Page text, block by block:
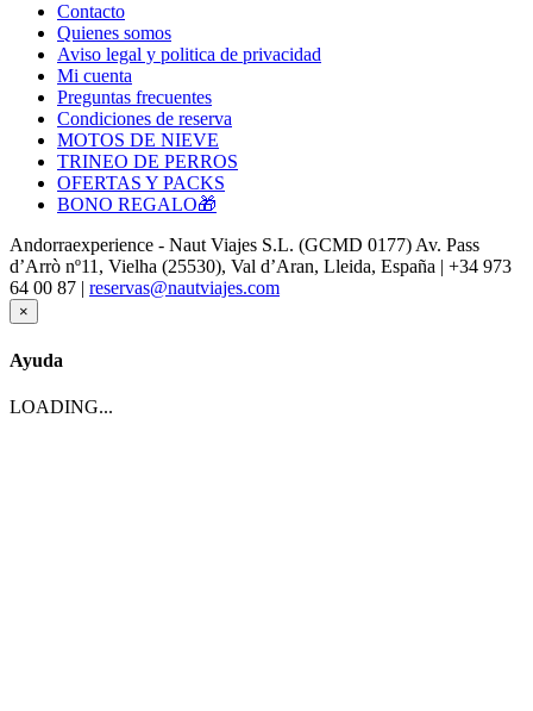
Contacto
Quienes somos
Aviso legal y politica de privacidad
Mi cuenta
Preguntas frecuentes
Condiciones de reserva
MOTOS DE NIEVE
TRINEO DE PERROS
OFERTAS Y PACKS
BONO REGALO🎁
Andorraexperience - Naut Viajes S.L. (GCMD 0177) Av. Pass
d’Arrò nº11, Vielha (25530), Val d’Aran, Lleida, España | +34 973
64 00 87 | reservas@nautviajes.com
×
Ayuda
LOADING...